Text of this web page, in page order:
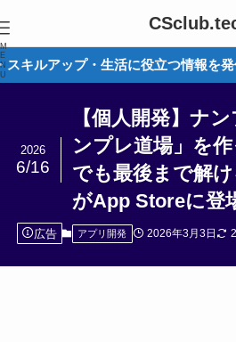
M
E
N
U
・生活に役立つ情報を発信中
【個人開発】ナ
ンプレ道場」を
でも最後まで解
がApp Storeに登
2026
6/16
広告 アプリ開発 2026年3月3日